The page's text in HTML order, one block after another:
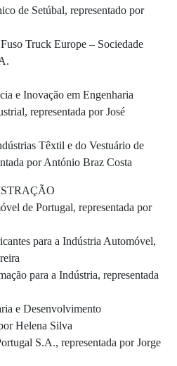
de Setúbal, representado por
Truck Europe – Sociedade
e Inovação em Engenharia
representada por José
Têxtil e do Vestuário de
por António Braz Costa
de Portugal, representada por
para a Indústria Automóvel,
para a Indústria, representada
e Desenvolvimento
Helena Silva
S.A., representada por Jorge